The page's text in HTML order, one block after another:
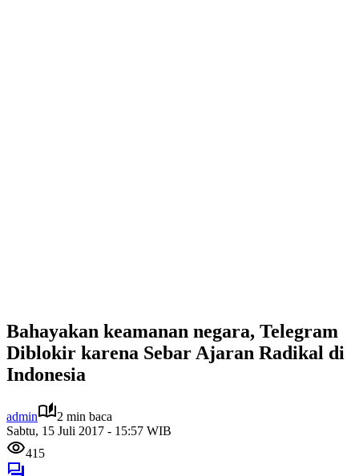
Bahayakan keamanan negara, Telegram
Diblokir karena Sebar Ajaran Radikal di
Indonesia
admin
2 min baca
Sabtu, 15 Juli 2017 - 15:57 WIB
415